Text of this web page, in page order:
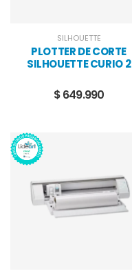
SILHOUETTE
PLOTTER DE CORTE
SILHOUETTE CURIO 2
$ 649.990